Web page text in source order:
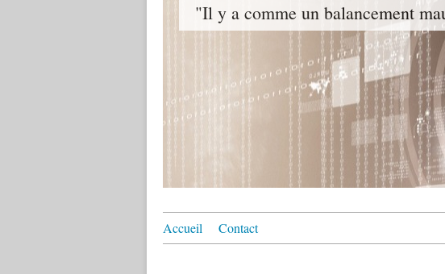
"Il y a comme un balancement
Accueil Contact